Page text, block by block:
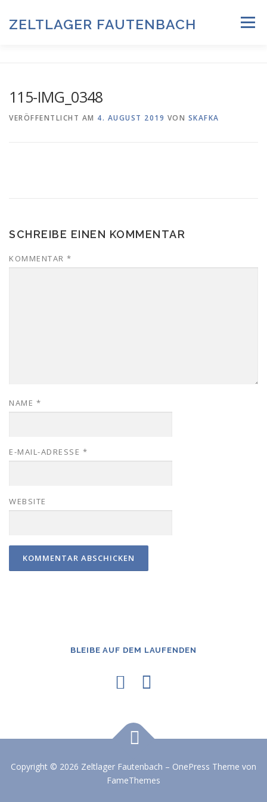
springen
ZELTLAGER FAUTENBACH Menü
HISTORIE & FOTOARCHIV
115-IMG_0348
VERÖFFENTLICHT AM 4. AUGUST 2019 VON SKAFKA
SCHREIBE EINEN KOMMENTAR
KOMMENTAR *
NAME *
E-MAIL-ADRESSE *
WEBSITE
BLEIBE AUF DEM LAUFENDEN
Copyright © 2026 Zeltlager Fautenbach – OnePress Theme von
FameThemes